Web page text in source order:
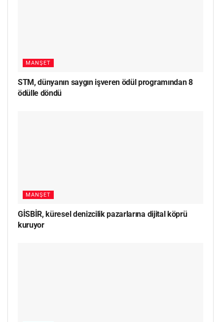
MANŞET
STM, dünyanın saygın işveren ödül programından 8
ödülle döndü
MANŞET
GİSBİR, küresel denizcilik pazarlarına dijital köprü
kuruyor